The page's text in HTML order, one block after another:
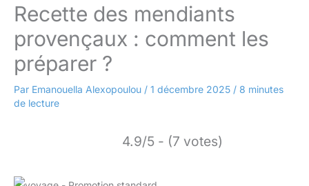
Recette des mendiants
provençaux : comment les
préparer ?
Par Emanouella Alexopoulou / 1 décembre 2025 / 8 minutes
de lecture
4.9/5 - (7 votes)